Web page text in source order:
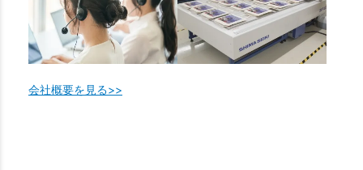
会社概要を見る>>